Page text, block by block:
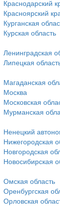
Краснодарский
Красноярский
Курганская
Курская область
Ленинградская
Липецкая
Магаданская
Москва
Московская
Мурманская
Ненецкий
Нижегородская
Новгородская
Новосибирская
Омская область
Оренбургская
Орловская